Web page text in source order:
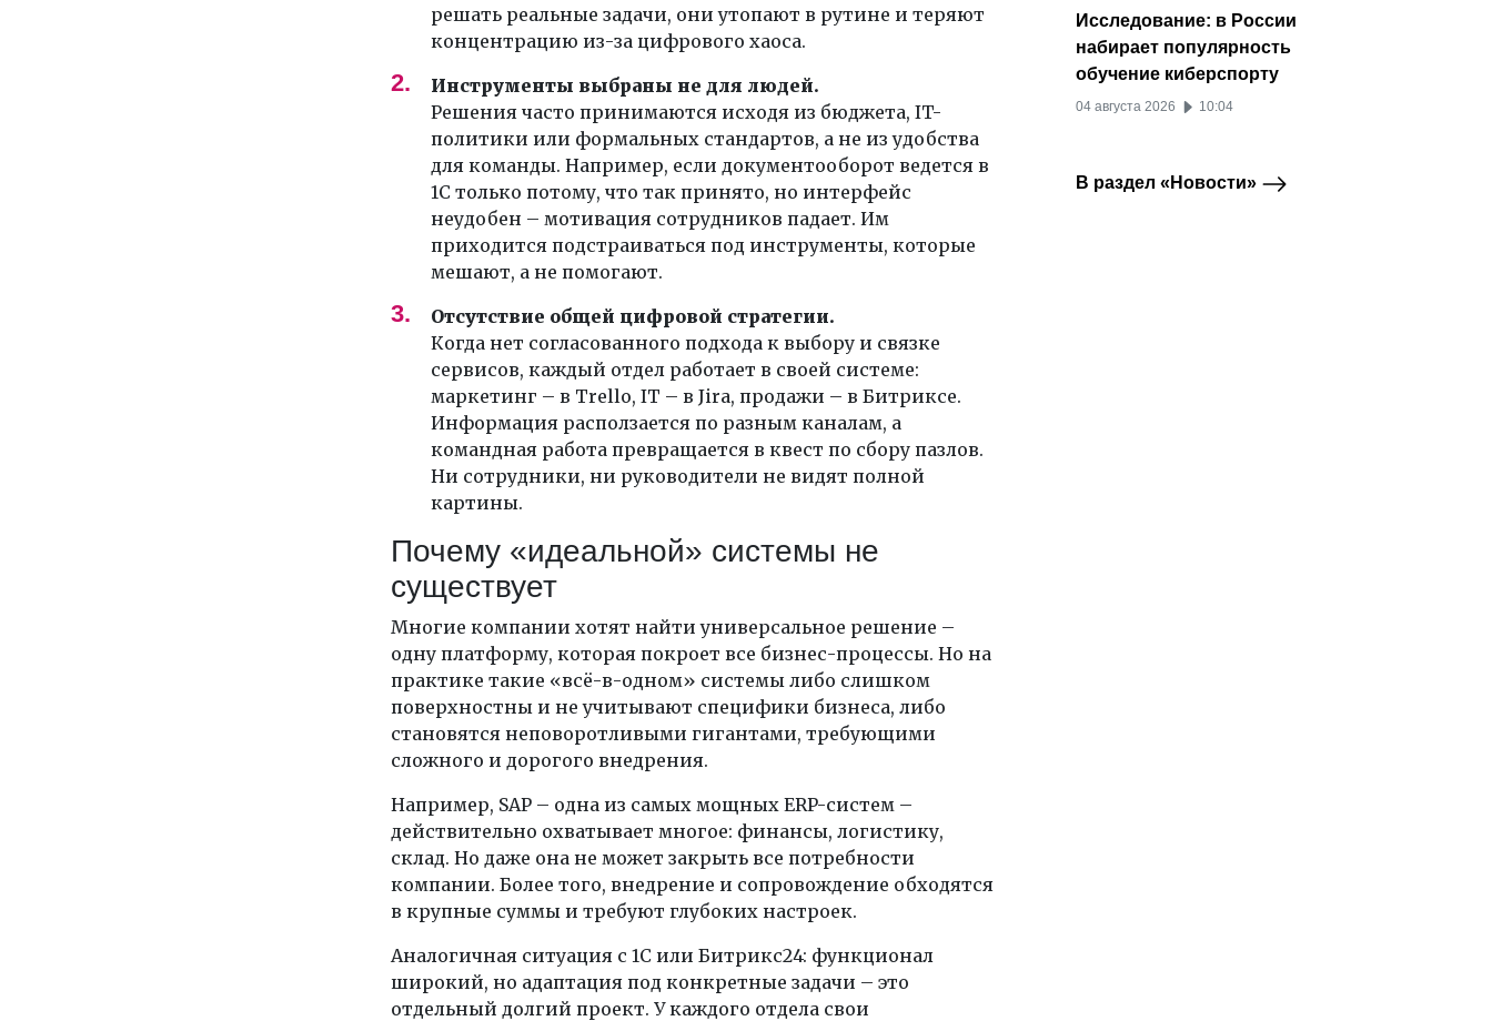
решать реальные задачи, они утопают в рутине и теряют
концентрацию из-за цифрового хаоса.
Инструменты выбраны не для людей.
Решения часто принимаются исходя из бюджета, IT-
политики или формальных стандартов, а не из удобства
для команды. Например, если документооборот ведется в
1С только потому, что так принято, но интерфейс
неудобен – мотивация сотрудников падает. Им
приходится подстраиваться под инструменты, которые
мешают, а не помогают.
Отсутствие общей цифровой стратегии.
Когда нет согласованного подхода к выбору и связке
сервисов, каждый отдел работает в своей системе:
маркетинг – в Trello, IT – в Jira, продажи – в Битриксе.
Информация расползается по разным каналам, а
командная работа превращается в квест по сбору пазлов.
Ни сотрудники, ни руководители не видят полной
картины.
Почему «идеальной» системы не
существует
Многие компании хотят найти универсальное решение –
одну платформу, которая покроет все бизнес-процессы. Но на
практике такие «всё-в-одном» системы либо слишком
поверхностны и не учитывают специфики бизнеса, либо
становятся неповоротливыми гигантами, требующими
сложного и дорогого внедрения.
Например, SAP – одна из самых мощных ERP-систем –
действительно охватывает многое: финансы, логистику,
склад. Но даже она не может закрыть все потребности
компании. Более того, внедрение и сопровождение обходятся
в крупные суммы и требуют глубоких настроек.
Аналогичная ситуация с 1С или Битрикс24: функционал
широкий, но адаптация под конкретные задачи – это
отдельный долгий проект. У каждого отдела свои
Исследование: в России
набирает популярность
обучение киберспорту
04 августа 2026 10:04
В раздел «Новости»